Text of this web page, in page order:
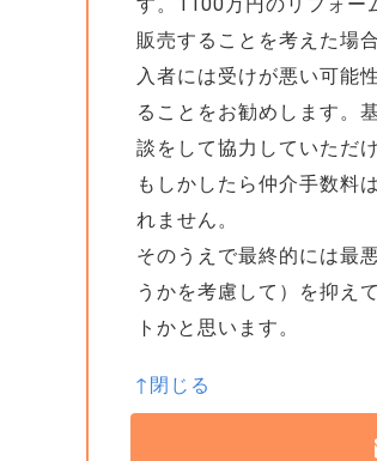
販売することを考えた場
入者には受けが悪い可能
ることをお勧めします。
談をして協力していただ
もしかしたら仲介手数料
れません。
そのうえで最終的には最
うかを考慮して）を抑え
トかと思います。